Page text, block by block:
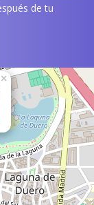
de tu
×